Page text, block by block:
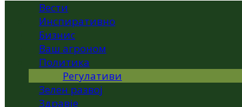
Вести
Инспиративно
Бизнис
Ваш агроном
Политика
Регулативи
Зелен развој
Здравје